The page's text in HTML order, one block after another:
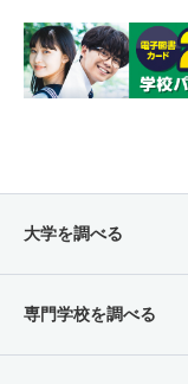
大学を調べる
専門学校を調べる